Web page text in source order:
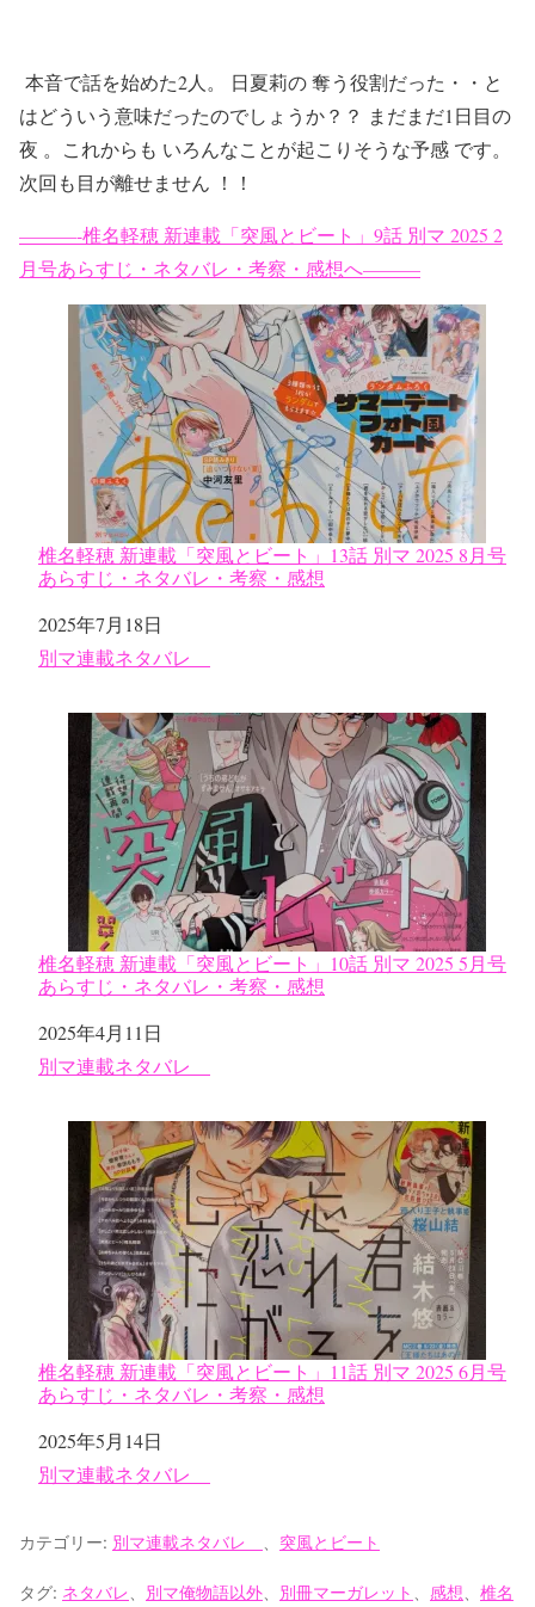
本音で話を始めた2人。 日夏莉の 奪う役割だった・・と
はどういう意味だったのでしょうか？？ まだまだ1日目の
夜 。これからも いろんなことが起こりそうな予感 です。
次回も目が離せません ！！
———-椎名軽穂 新連載「突風とビート」9話 別マ 2025 2
月号あらすじ・ネタバレ・考察・感想へ———
椎名軽穂 新連載「突風とビート」13話 別マ 2025 8月号
あらすじ・ネタバレ・考察・感想
日付
2025年7月18日
関連理由
別マ連載ネタバレ
椎名軽穂 新連載「突風とビート」10話 別マ 2025 5月号
あらすじ・ネタバレ・考察・感想
日付
2025年4月11日
関連理由
別マ連載ネタバレ
椎名軽穂 新連載「突風とビート」11話 別マ 2025 6月号
あらすじ・ネタバレ・考察・感想
日付
2025年5月14日
関連理由
別マ連載ネタバレ
カテゴリー: 別マ連載ネタバレ 、 突風とビート
タグ: ネタバレ、 別マ俺物語以外、 別冊マーガレット 、 感想、 椎名